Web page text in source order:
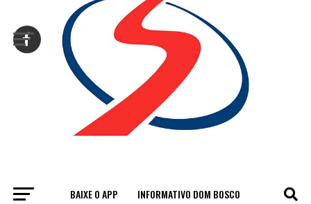
BAIXE O APP INFORMATIVO DOM BOSCO
CEARÁ